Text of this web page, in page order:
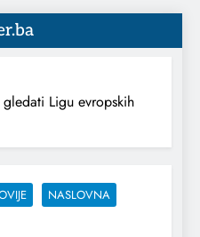
Ligu evropskih
NASLOVNA